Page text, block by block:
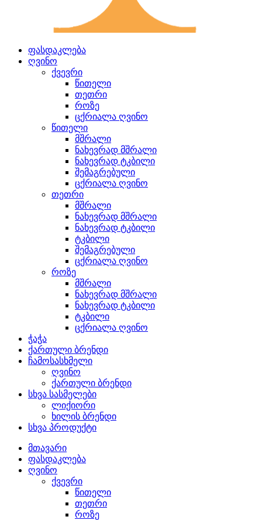
ფასდაკლება
ღვინო
ქვევრი
წითელი
თეთრი
როზე
ცქრიალა ღვინო
წითელი
მშრალი
ნახევრად მშრალი
ნახევრად ტკბილი
შემაგრებული
ცქრიალა ღვინო
თეთრი
მშრალი
ნახევრად მშრალი
ნახევრად ტკბილი
ტკბილი
შემაგრებული
ცქრიალა ღვინო
როზე
მშრალი
ნახევრად მშრალი
ნახევრად ტკბილი
ტკბილი
ცქრიალა ღვინო
ჭაჭა
ქართული ბრენდი
ჩამოსასხმელი
ღვინო
ქართული ბრენდი
სხვა სასმელები
ლიქიორი
ხილის ბრენდი
სხვა პროდუქტი
მთავარი
ფასდაკლება
ღვინო
ქვევრი
წითელი
თეთრი
როზე